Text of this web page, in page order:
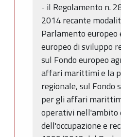
- il Regolamento n.
2014 recante
Parlamento europeo
europeo di sviluppo
sul Fondo europeo
affari marittimi e la
regionale, sul Fondo
per gli affari
operativi nell'ambito
dell'occupazione e